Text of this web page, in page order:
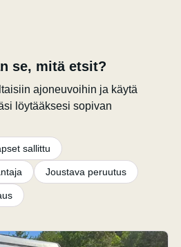
se, mitä etsit?
ajoneuvoihin ja käytä
löytääksesi sopivan
sallittu
Joustava peruutus